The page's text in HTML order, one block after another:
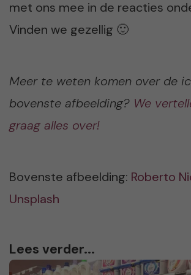
met ons mee in de reacties
Vinden we gezellig 🙂
Meer te weten komen over de
bovenste afbeelding? We
graag alles over!
Bovenste afbeelding: Roberto
Unsplash
Lees verder...